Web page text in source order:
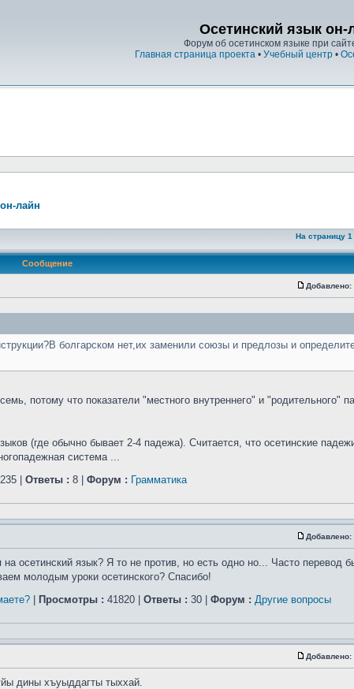
Осетинский язык он-
Форум об осетинском языке при
Главная страница проекта • Учебный центр •
лайн
На страницу 1
Сообщение
Добавлено:
болгарском нет,их заменили союзы и предлозы и
потому что показатели "местного внутреннего" и "родительного"
(где обычно бывает 2-4 падежа). Считается, что осетинские
система ...
| Ответы : 8 | Форум : Грамматика
Добавлено:
осетинский язык? Я то не против, но есть одно но... Часто перевод
молодым уроки осетинского? Спасибо!
Просмотры : 41820 | Ответы : 30 | Форум : Другие вопросы
Добавлено:
дины хъуыддагты тыххай.